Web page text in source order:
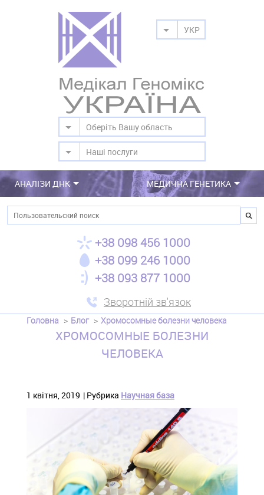
УКР
Оберіть Вашу область
Наші послуги
АНАЛІЗИ ДНК МЕДИЧНА ГЕНЕТИКА
Пошук
+38 098 456 1000
+38 099 246 1000
+38 093 877 1000
Зворотній зв'язок
Головна Блог Хромосомные болезни человека
ХРОМОСОМНЫЕ БОЛЕЗНИ
ЧЕЛОВЕКА
1 квітня, 2019 Рубрика Научная база